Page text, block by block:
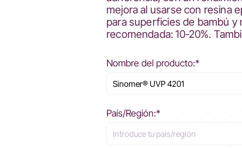
mejora al usarse con resina
para superficies de bambú y
recomendada: 10-20%.
Nombre del producto:*
País/Región:*